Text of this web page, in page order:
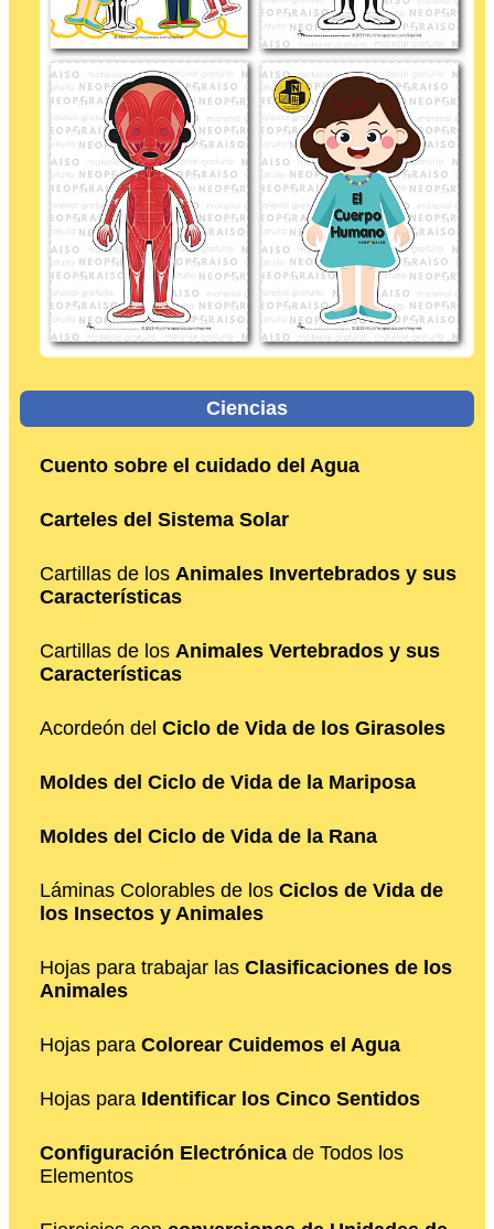
Ciencias
Cuento sobre el cuidado del Agua
Carteles del Sistema Solar
Cartillas de los Animales Invertebrados y sus
Características
Cartillas de los Animales Vertebrados y sus
Características
Acordeón del Ciclo de Vida de los Girasoles
Moldes del Ciclo de Vida de la Mariposa
Moldes del Ciclo de Vida de la Rana
Láminas Colorables de los Ciclos de Vida de
los Insectos y Animales
Hojas para trabajar las Clasificaciones de los
Animales
Hojas para Colorear Cuidemos el Agua
Hojas para Identificar los Cinco Sentidos
Configuración Electrónica de Todos los
Elementos